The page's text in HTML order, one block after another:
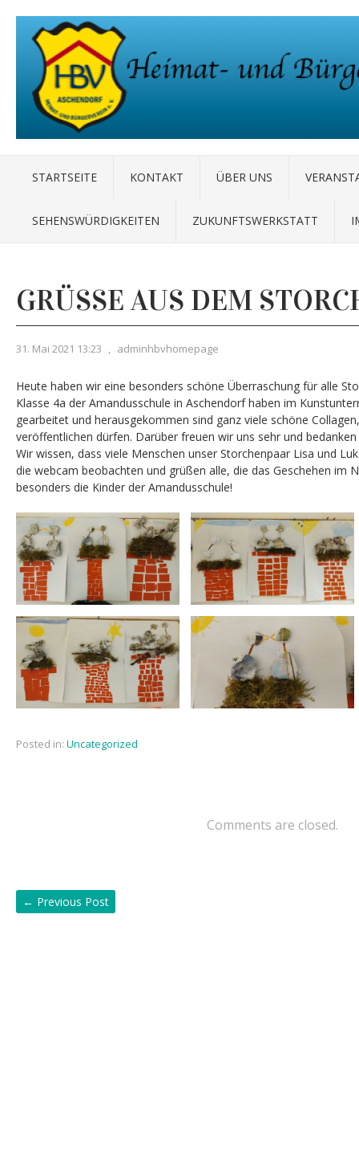
STARTSEITE KONTAKT ÜBER UNS
SEHENSWÜRDIGKEITEN ZUKUNFTSWERKSTATT
GRÜSSE AUS DEM
31. Mai 2021 13:23 , adminhbvhomepage
Heute haben wir eine besonders schöne Überraschung für alle
Klasse 4a der Amandusschule in Aschendorf haben im
gearbeitet und herausgekommen sind ganz viele schöne
veröffentlichen dürfen. Darüber freuen wir uns sehr und
Wir wissen, dass viele Menschen unser Storchenpaar Lisa und
die webcam beobachten und grüßen alle, die das Geschehen im
besonders die Kinder der Amandusschule!
Posted in: Uncategorized
Comments are closed.
← Previous Post